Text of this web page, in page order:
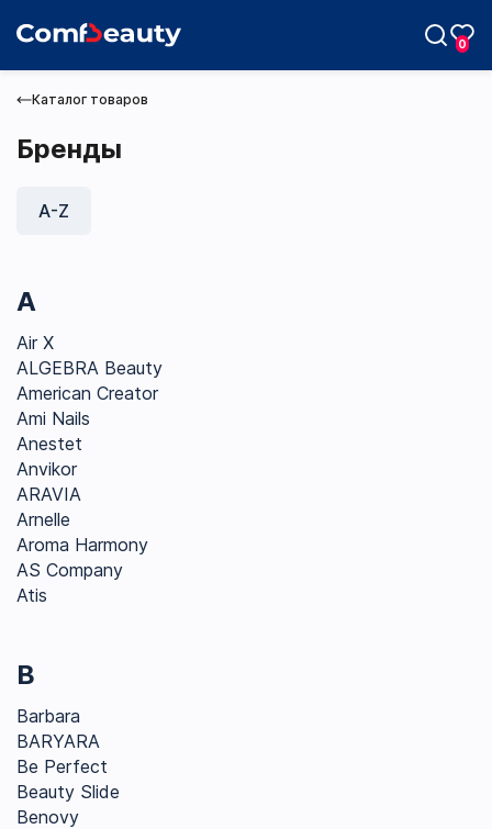
0
Max
Каталог товаров
Бренды
A-Z
A
Air X
ALGEBRA Beauty
American Creator
Ami Nails
Anestet
Anvikor
ARAVIA
Arnelle
Aroma Harmony
AS Company
Atis
B
Barbara
BARYARA
Be Perfect
Beauty Slide
Benovy